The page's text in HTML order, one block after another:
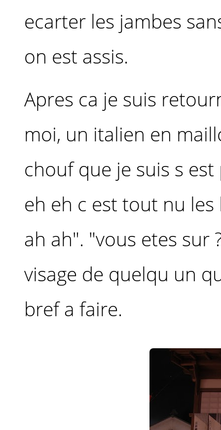
ecarter les jambes
on est assis.
Apres ca je suis
moi, un italien en
chouf que je suis s
eh eh c est tout nu les
ah ah". "vous etes sur
visage de quelqu un
bref a faire.